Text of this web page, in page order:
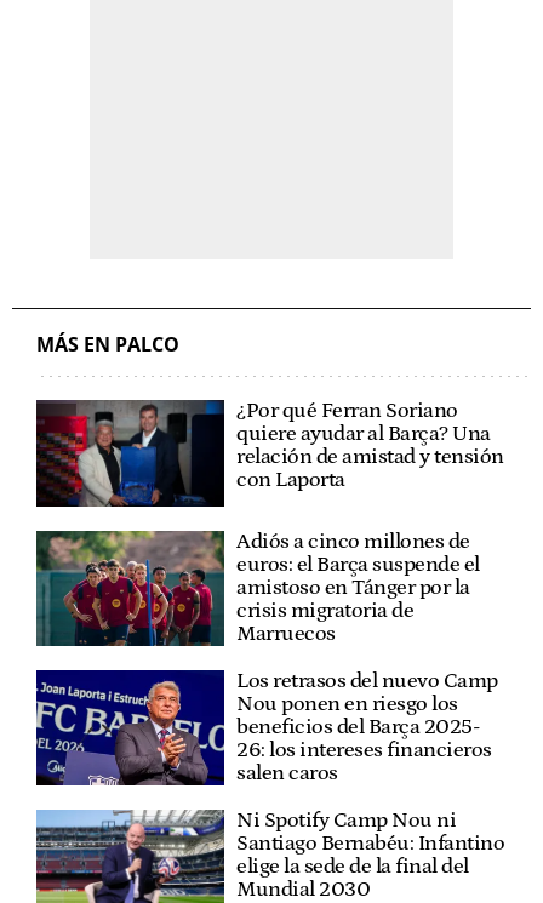
MÁS EN PALCO
¿Por qué Ferran Soriano
quiere ayudar al Barça? Una
relación de amistad y tensión
con Laporta
Adiós a cinco millones de
euros: el Barça suspende el
amistoso en Tánger por la
crisis migratoria de
Marruecos
Los retrasos del nuevo Camp
Nou ponen en riesgo los
beneficios del Barça 2025-
26: los intereses financieros
salen caros
Ni Spotify Camp Nou ni
Santiago Bernabéu: Infantino
elige la sede de la final del
Mundial 2030